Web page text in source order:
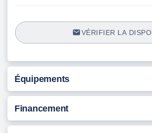
VÉRIFIER LA DISPO
Équipements
Financement